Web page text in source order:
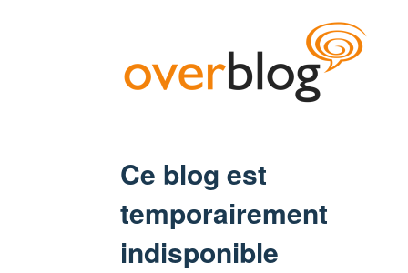
Ce blog est
temporairement
indisponible